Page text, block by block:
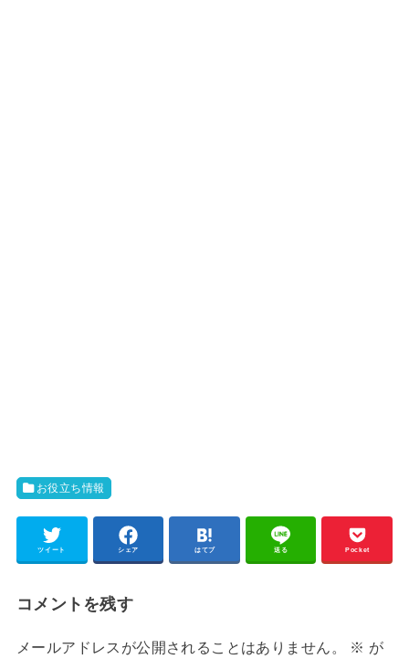
お役立ち情報
ツイート シェア はてブ 送る Pocket
コメントを残す
メールアドレスが公開されることはありません。 ※ が